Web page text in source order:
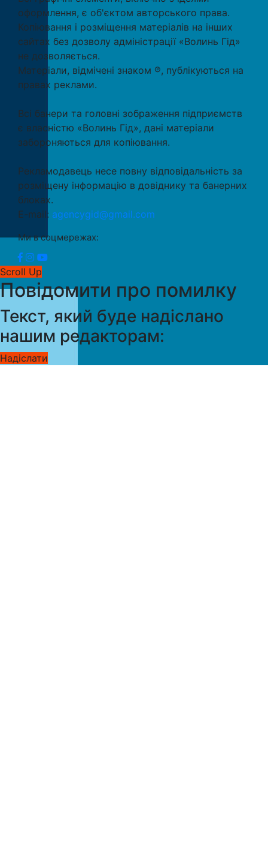
оформлення, є об'єктом авторського права.
Копіювання і розміщення матеріалів на інших
сайтах без дозволу адміністрації «Волинь Гід»
не дозволяється.
Матеріали, відмічені знаком ℗, публікуються на
правах реклами.
Всі банери та головні зображення підприємств
є власністю «Волинь Гід», дані матеріали
забороняються для копіювання.
Рекламодавець несе повну відповідальність за
розміщену інформацію в довіднику та банерних
блоках.
E-mail: agencygid@gmail.com
Ми в соцмережах:
Scroll Up
Повідомити про помилку
Текст, який буде надіслано
нашим редакторам:
Надіслати